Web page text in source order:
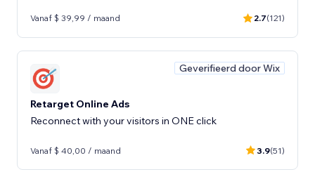
Vanaf $ 39,99 / maand 2.7(121)
Geverifieerd door Wix
Retarget Online Ads
Reconnect with your visitors in ONE click
Vanaf $ 40,00 / maand 3.9(51)